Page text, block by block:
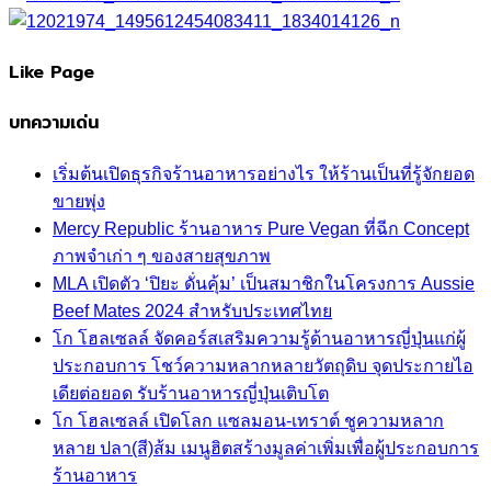
Like Page
บทความเด่น
เริ่มต้นเปิดธุรกิจร้านอาหารอย่างไร ให้ร้านเป็นที่รู้จักยอด
ขายพุ่ง
Mercy Republic ร้านอาหาร Pure Vegan ที่ฉีก Concept
ภาพจำเก่า ๆ ของสายสุขภาพ
MLA เปิดตัว ‘ปิยะ ดั่นคุ้ม’ เป็นสมาชิกในโครงการ Aussie
Beef Mates 2024 สำหรับประเทศไทย
โก โฮลเซลล์ จัดคอร์สเสริมความรู้ด้านอาหารญี่ปุ่นแก่ผู้
ประกอบการ โชว์ความหลากหลายวัตถุดิบ จุดประกายไอ
เดียต่อยอด รับร้านอาหารญี่ปุ่นเติบโต
โก โฮลเซลล์ เปิดโลก แซลมอน-เทราต์ ชูความหลาก
หลาย ปลา(สี)ส้ม เมนูฮิตสร้างมูลค่าเพิ่มเพื่อผู้ประกอบการ
ร้านอาหาร